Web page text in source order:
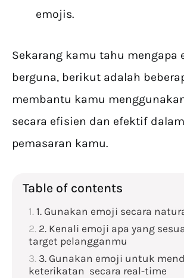
emojis.
Sekarang kamu tahu mengapa
berguna, berikut adalah
membantu kamu
secara efisien dan efektif
pemasaran kamu.
Table of contents
1. Gunakan emoji secara
2. Kenali emoji apa yang
target pelangganmu
3. Gunakan emoji untuk
keterikatan secara real-time